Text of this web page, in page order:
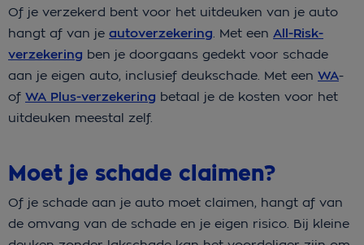
Of je verzekerd bent voor het uitdeuken van je auto
hangt af van je autoverzekering. Met een All-Risk-
verzekering ben je doorgaans gedekt voor schade
aan je eigen auto, inclusief deukschade. Met een WA-
of WA Plus-verzekering betaal je de kosten voor het
uitdeuken meestal zelf.
Moet je schade claimen?
Of je schade aan je auto moet claimen, hangt af van
de omvang van de schade en je eigen risico. Bij kleine